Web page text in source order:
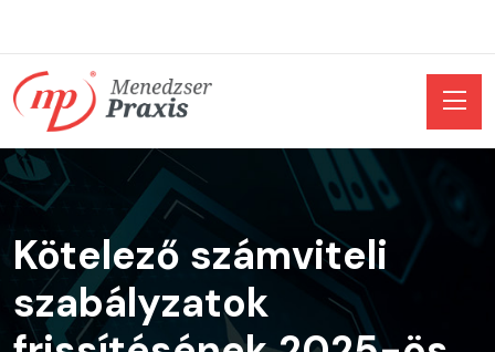
Kötelező számviteli
szabályzatok